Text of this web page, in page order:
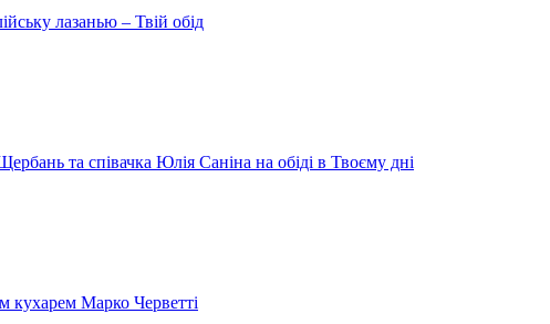
лазанью – Твій обід
та співачка Юлія Саніна на обіді в Твоєму дні
кухарем Марко Черветті